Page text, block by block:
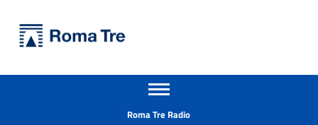
Prof.ssa CECILIA TARANTINO - Università Roma Tre
Apri il menu secondario
Roma Tre Radio